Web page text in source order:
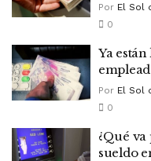
Por El Sol
0
Ya están
Por El Sol
0
¿Qué
sueldo